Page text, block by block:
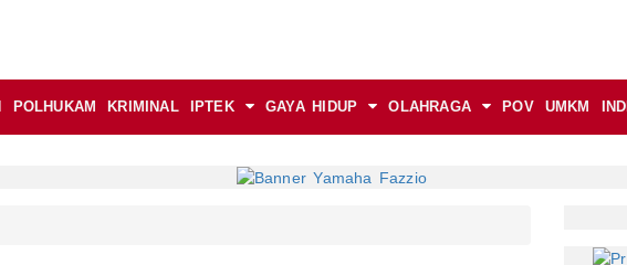
POLHUKAM KRIMINAL IPTEK GAYA HIDUP OLAHRAGA POV UMKM